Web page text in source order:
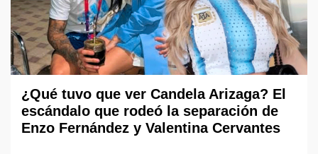
¿Qué tuvo que ver Candela Arizaga? El
escándalo que rodeó la separación de
Enzo Fernández y Valentina Cervantes